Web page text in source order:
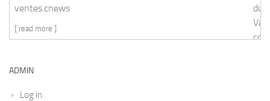
du gouvernement pour inciter à la
Vaccin Covid-19 - Gouvernement
continuons d'appliquer les gestes
ADMIN
Log in